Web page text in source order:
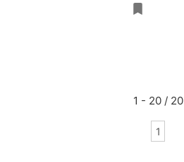
1 - 20 / 20
1